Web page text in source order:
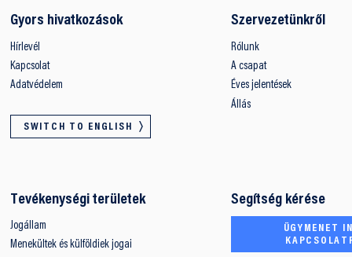
Gyors hivatkozások
Hírlevél
Kapcsolat
Adatvédelem
SWITCH TO ENGLISH
Szervezetünkről
Rólunk
A csapat
Éves jelentések
Állás
Tevékenységi területek
Jogállam
Menekültek és külföldiek jogai
Segítség kérése
ÜGYMENET